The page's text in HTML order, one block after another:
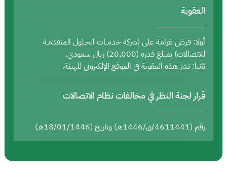
العقوبة
أولا: فرض غرامة على (شركة خدمــات الحـلول المتقدمـة
للاتصالات) بمبلغ قدره (20,000) ريال سعودي.
ثانيا: نشر هذه العقوبة في الموقع الإلكتروني للهيئة.
قرار لجنة النظر في مخالفات نظام الاتصالات
رقم (4611441/ق/1446هـ) وتاريخ (18/01/1446هـ)